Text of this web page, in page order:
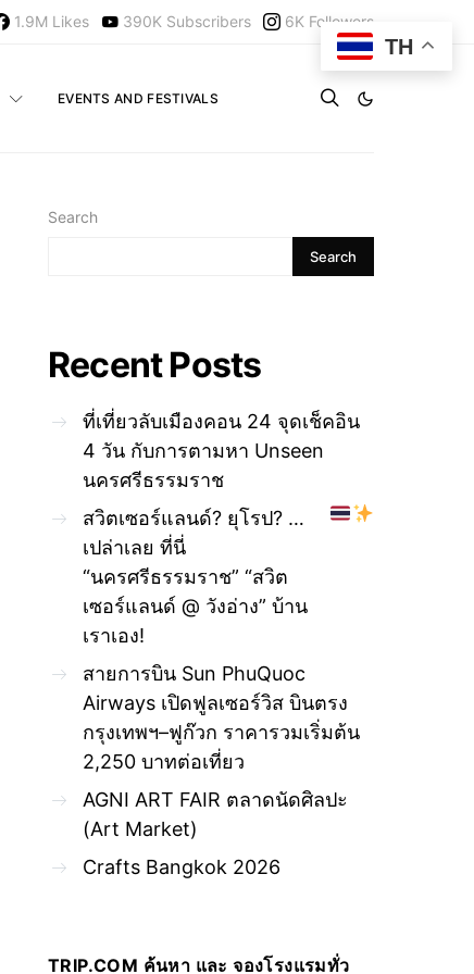
1.9M Likes 390K Subscribers 6K Followers
EVENTS AND FESTIVALS
Search
Search
Recent Posts
ที่เที่ยวลับเมืองคอน 24 จุดเช็คอิน
4 วัน กับการตามหา Unseen
นครศรีธรรมราช
สวิตเซอร์แลนด์? ยุโรป? …
เปล่าเลย ที่นี่
“นครศรีธรรมราช” “สวิต
เซอร์แลนด์ @ วังอ่าง” บ้าน
เราเอง!
สายการบิน Sun PhuQuoc
Airways เปิดฟูลเซอร์วิส บินตรง
กรุงเทพฯ–ฟูก๊วก ราคารวมเริ่มต้น
2,250 บาทต่อเที่ยว
AGNI ART FAIR ตลาดนัดศิลปะ
(Art Market)
Crafts Bangkok 2026
TRIP.COM ค้นหา และ จองโรงแรมทั่ว
TH